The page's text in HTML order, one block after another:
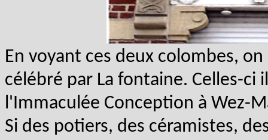
En voyant ces deux colombes,
célébré par La fontaine. Celles-
l'Immaculée Conception à Wez-
Si des potiers, des céramistes,